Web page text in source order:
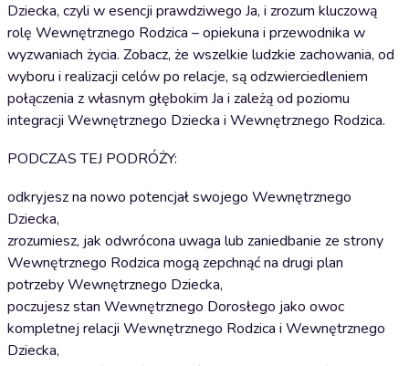
Dziecka, czyli w esencji prawdziwego Ja, i zrozum kluczową
rolę Wewnętrznego Rodzica – opiekuna i przewodnika w
wyzwaniach życia. Zobacz, że wszelkie ludzkie zachowania, od
wyboru i realizacji celów po relacje, są odzwierciedleniem
połączenia z własnym głębokim Ja i zależą od poziomu
integracji Wewnętrznego Dziecka i Wewnętrznego Rodzica.
PODCZAS TEJ PODRÓŻY:
odkryjesz na nowo potencjał swojego Wewnętrznego
Dziecka,
zrozumiesz, jak odwrócona uwaga lub zaniedbanie ze strony
Wewnętrznego Rodzica mogą zepchnąć na drugi plan
potrzeby Wewnętrznego Dziecka,
poczujesz stan Wewnętrznego Dorosłego jako owoc
kompletnej relacji Wewnętrznego Rodzica i Wewnętrznego
Dziecka,